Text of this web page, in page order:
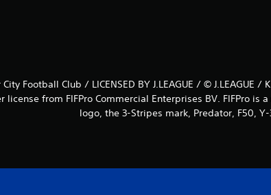
Football Club / LICENSED BY J.LEAGUE / ©
license from FIFPro Commercial Enterprises BV. FIFPro
logo, the 3-Stripes mark, Predator, F50,